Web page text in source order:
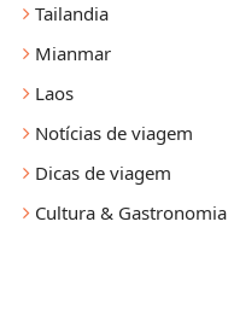
Tailandia
Mianmar
Laos
Notícias de viagem
Dicas de viagem
Cultura & Gastronomia